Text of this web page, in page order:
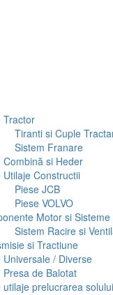
Tractor
Tiranti si Cuple
Sistem Franare
Combină si Heder
Utilaje Constructii
Piese JCB
Piese VOLVO
Motor si Sisteme
Sistem Racire si
si Tractiune
Universale / Diverse
Presa de Balotat
utilaje prelucrarea solului